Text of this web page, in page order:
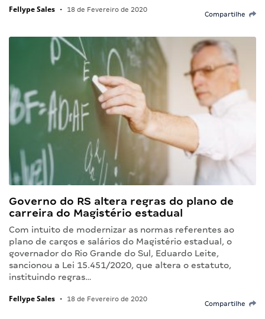
Fellype Sales • 18 de Fevereiro de 2020
Compartilhe
Governo do RS altera regras do plano de
carreira do Magistério estadual
Com intuito de modernizar as normas referentes ao
plano de cargos e salários do Magistério estadual, o
governador do Rio Grande do Sul, Eduardo Leite,
sancionou a Lei 15.451/2020, que altera o estatuto,
instituindo regras…
Fellype Sales • 18 de Fevereiro de 2020
Compartilhe